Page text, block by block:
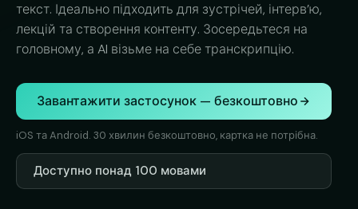
текст. Ідеально підходить для зустрічей, інтерв’ю,
лекцій та створення контенту. Зосередьтеся на
головному, а AI візьме на себе транскрипцію.
Завантажити застосунок — безкоштовно
iOS та Android. 30 хвилин безкоштовно, картка не потрібна.
Доступно понад 100 мовами